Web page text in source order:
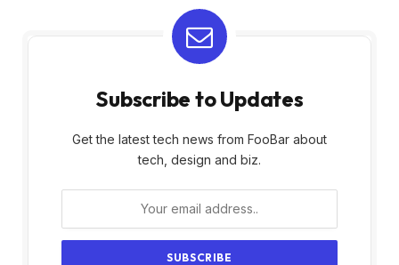
Subscribe to Updates
Get the latest tech news from FooBar about
tech, design and biz.